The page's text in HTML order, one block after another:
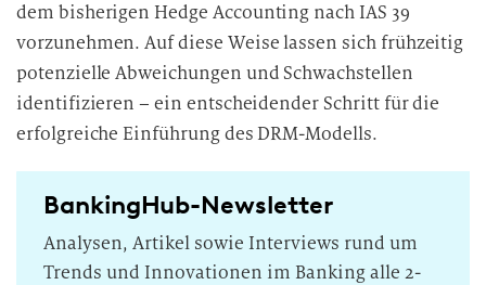
dem bisherigen Hedge Accounting nach IAS 39
vorzunehmen. Auf diese Weise lassen sich frühzeitig
potenzielle Abweichungen und Schwachstellen
identifizieren – ein entscheidender Schritt für die
erfolgreiche Einführung des DRM-Modells.
BankingHub-Newsletter
Analysen, Artikel sowie Interviews rund um
Trends und Innovationen im Banking alle 2-